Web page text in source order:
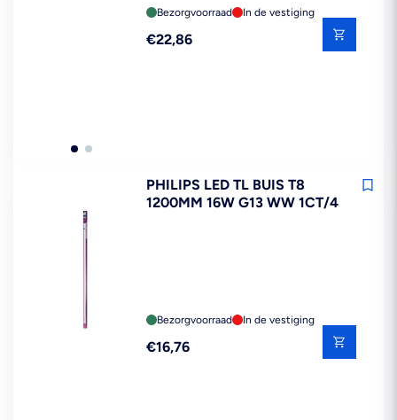
Bezorgvoorraad In de vestiging
Reguliere
€22,86
PHILIPS LED TL BUIS T8
1200MM 16W G13 WW 1CT/4
Bezorgvoorraad In de vestiging
Reguliere
€16,76